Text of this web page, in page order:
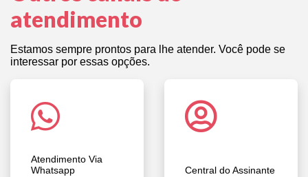
atendimento
Estamos sempre prontos para lhe atender. Você pode se
interessar por essas opções.
Atendimento Via
Whatsapp
Central do Assinante